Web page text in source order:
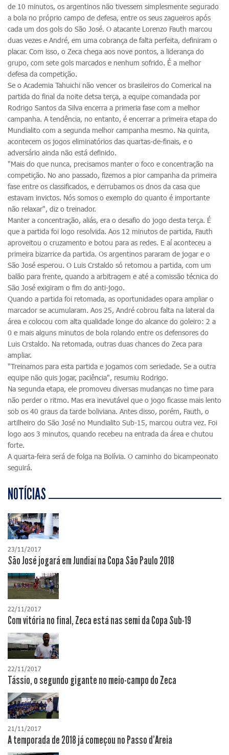
de 10 minutos, os argentinos não tivessem simplesmente segurado
a bola no próprio campo de defesa, entre os seus zagueiros após
cada um dos gols do São José. O atacante Lorenzo Fauth marcou
duas vezes e André, em uma cobrança de falta perfeita, definiram o
placar. Com isso, o Zeca chega aos nove pontos, a liderança do
grupo, com sete gols marcados e nenhum sofrido. É a melhor
defesa da competição.
Se o Academia Tahuichi não vencer os brasileiros do Comerical na
partida do final da noite detsa terça, a equipe comandada por
Rodrigo Santos da Silva encerra a primeria fase com a melhor
campanha. A tendência, no entanto, é encerrar a primeira etapa do
Mundialito com a segunda melhor campanha mesmo. Na quinta,
acontecem os jogos eliminatórios das quartas-de-finais, e o
adversário ainda não está definido.
"Mais do que nunca, precisamos manter o foco e concentração na
competição. No ano passado, fizemos a pior campanha da primeira
fase entre os classificados, e derrubamos os dnos da casa que
estavam invictos. Nós somos o exemplo do quanto é importante
não relaxar", diz o treinador.
Manter a concentração, aliás, era o desafio do jogo desta terça. É
que a partida foi logo resolvida. Aos 12 minutos de partida, Fauth
aproveitou o cruzamento e botou para as redes. E aí aconteceu a
primeira bizarrice da partida. Os argentinos pararam de jogar e o
São José esperou. O Luis Crstaldo só retomou a partida, com um
balão para frente, quando a arbitragem e até a comissão técnica do
São José exigiram o fim do anti-jogo.
Quando a partida foi retomada, as oportunidades opara ampliar o
marcador se acumularam. Aos 25, André cobrou falta na lateral da
área e colocou com alta qualidade longe do alcance do goleiro: 2 a
0 e mais alguns minutos de bola rolando entre os defensores do
Luis Crstaldo. Na retomada, outras duas chances do Zeca para
ampliar.
"Treinamos para esta partida e jogamos com seriedade. Se a outra
equipe não quis jogar, paciência", resumiu Rodrigo.
Na segunda etapa, ele promoveu diversas mudanças no time para
não perder o ritmo. Mas era inevutável que o jogo ficasse mais lento
sob os 40 graus da tarde boliviana. Antes disso, porém, Fauth, o
artilheiro do São José no Mundialito Sub-15, marcou outra vez. Foi
logo aos 3 minutos, quando recebeu na entrada da área e chutou
forte.
A quarta-feira será de folga na Bolívia. O caminho do bicampeonato
seguirá.
NOTÍCIAS
23/11/2017
São José jogará em Jundiaí na Copa São Paulo 2018
22/11/2017
Com vitória no final, Zeca está nas semi da Copa Sub-19
22/11/2017
Tássio, o segundo gigante no meio-campo do Zeca
21/11/2017
A temporada de 2018 já começou no Passo d'Areia